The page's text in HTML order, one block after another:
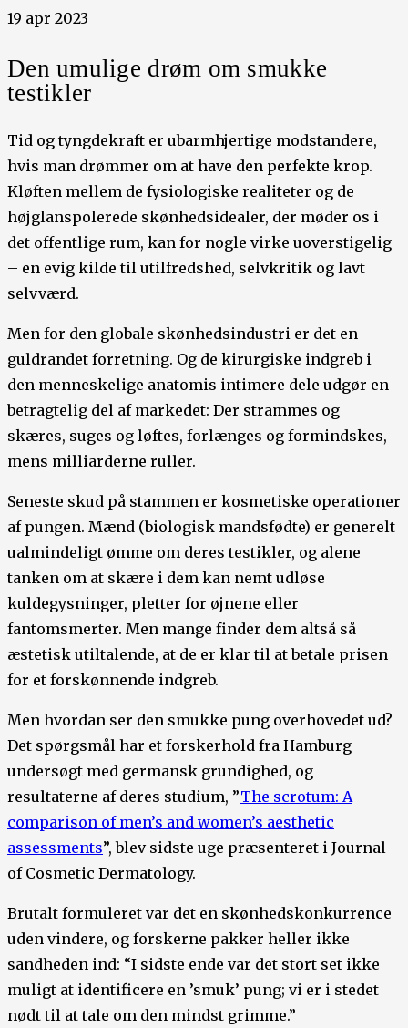
19 apr 2023
Den umulige drøm om smukke
testikler
Tid og tyngdekraft er ubarmhjertige modstandere,
hvis man drømmer om at have den perfekte krop.
Kløften mellem de fysiologiske realiteter og de
højglanspolerede skønhedsidealer, der møder os i
det offentlige rum, kan for nogle virke uoverstigelig
– en evig kilde til utilfredshed, selvkritik og lavt
selvværd.
Men for den globale skønhedsindustri er det en
guldrandet forretning. Og de kirurgiske indgreb i
den menneskelige anatomis intimere dele udgør en
betragtelig del af markedet: Der strammes og
skæres, suges og løftes, forlænges og formindskes,
mens milliarderne ruller.
Seneste skud på stammen er kosmetiske operationer
af pungen. Mænd (biologisk mandsfødte) er generelt
ualmindeligt ømme om deres testikler, og alene
tanken om at skære i dem kan nemt udløse
kuldegysninger, pletter for øjnene eller
fantomsmerter. Men mange finder dem altså så
æstetisk utiltalende, at de er klar til at betale prisen
for et forskønnende indgreb.
Men hvordan ser den smukke pung overhovedet ud?
Det spørgsmål har et forskerhold fra Hamburg
undersøgt med germansk grundighed, og
resultaterne af deres studium, ”The scrotum: A
comparison of men’s and women’s aesthetic
assessments”, blev sidste uge præsenteret i Journal
of Cosmetic Dermatology.
Brutalt formuleret var det en skønhedskonkurrence
uden vindere, og forskerne pakker heller ikke
sandheden ind: “I sidste ende var det stort set ikke
muligt at identificere en ’smuk’ pung; vi er i stedet
nødt til at tale om den mindst grimme.”